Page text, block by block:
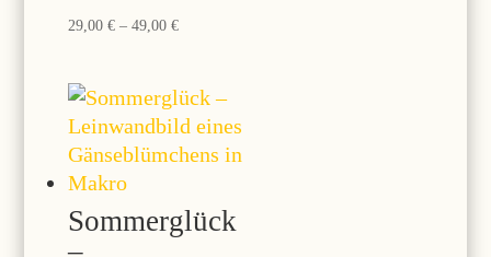
29,00€ –49,00€Preisspanne:
49,00 €
Sommerglück